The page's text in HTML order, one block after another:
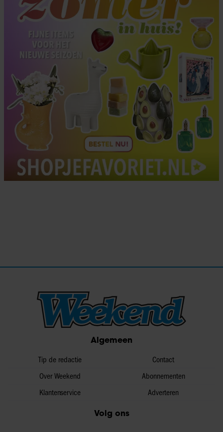
Algemeen
Tip de redactie
Over Weekend
Klantenservice
Contact
Abonnementen
Adverteren
Volg ons